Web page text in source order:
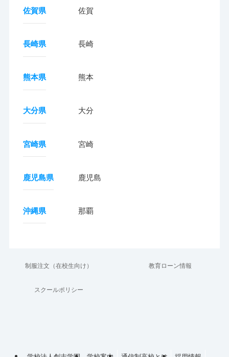
佐賀県 佐賀
長崎県 長崎
熊本県 熊本
大分県 大分
宮崎県 宮崎
鹿児島県 鹿児島
沖縄県 那覇
制服注文（在校生向け） 教育ローン情報
スクールポリシー